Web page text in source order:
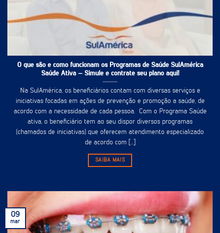
O que são e como funcionam os Programas de Saúde SulAmérica
Saúde Ativa – Simule e contrate seu plano aqui!
Na SulAmérica, os beneficiários contam com diversas serviços e
iniciativas focadas em ações de prevenção e promoção a saúde, de
acordo com a necessidade de cada pessoa. Com o Programa Saúde
ativa, o beneficiário tem ao seu dispor diversos programas
(chamados de iniciativas) que oferecem atendimento especializado
de acordo com [...]
SAIBA MAIS
09
mar